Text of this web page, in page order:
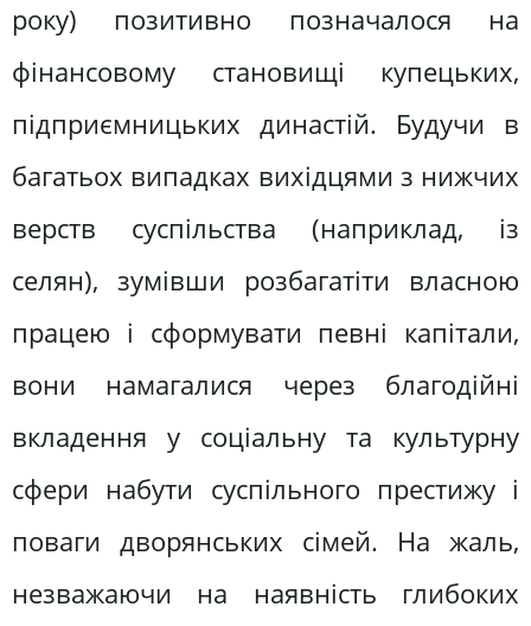
року) позитивно позначалося на
фінансовому становищі купецьких,
підприємницьких династій. Будучи в
багатьох випадках вихідцями з нижчих
верств суспільства (наприклад, із
селян), зумівши розбагатіти власною
працею і сформувати певні капітали,
вони намагалися через благодійні
вкладення у соціальну та культурну
сфери набути суспільного престижу і
поваги дворянських сімей. На жаль,
незважаючи на наявність глибоких